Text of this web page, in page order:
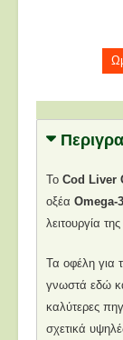
To Cod Liver
οξέα Omega-
λειτουργία
Τα οφέλη για
γνωστά εδώ
καλύτερες
σχετικά